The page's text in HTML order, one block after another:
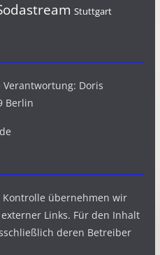
Stuttgart
Doris
Berlin
übernehmen wir
Links. Für den Inhalt
deren Betreiber